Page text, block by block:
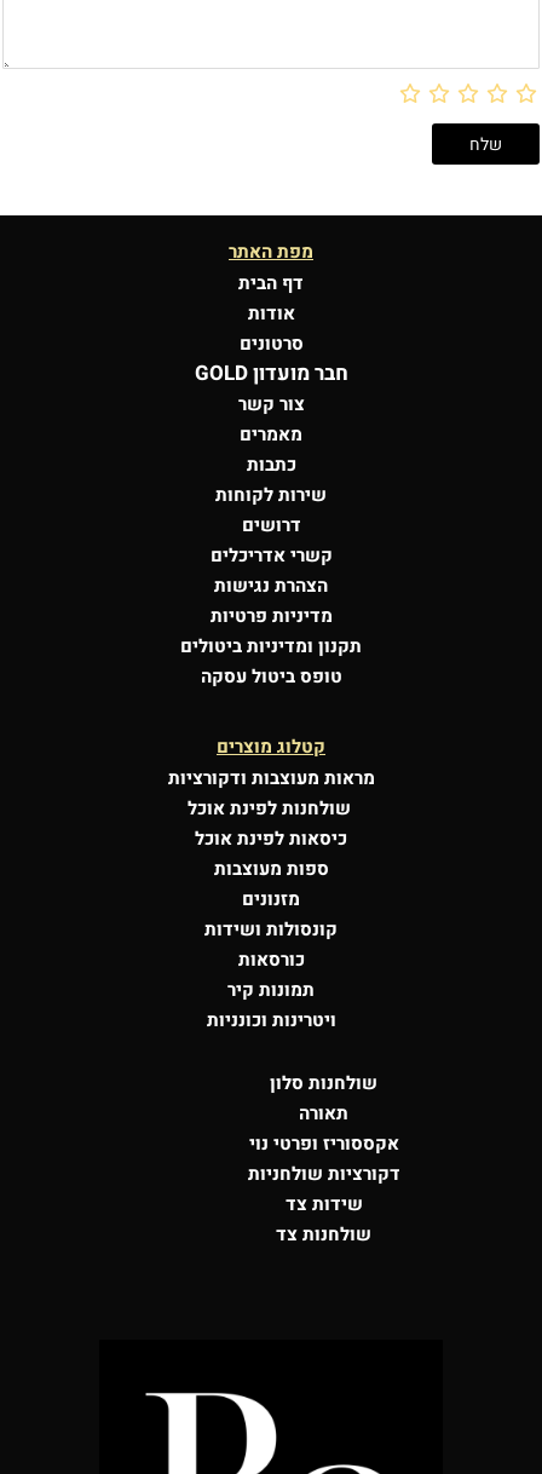
מפת האתר
דף הבית
אודות
סרטונים
חבר מועדון GOLD
צור קשר
מאמרים
כתבות
שירות לקוחות
דרושים
קשרי אדריכלים
הצהרת נגישות
מדיניות פרטיות
תקנון ומדיניות ביטולים
טופס ביטול עסקה
קטלוג מוצרים
מראות מעוצבות ודקורציות
שולחנות לפינת אוכל
כיסאות לפינת אוכל
ספות מעוצבות
מזנונים
קונסולות ושידות
כורסאות
תמונות קיר
ויטרינות וכונניות
שולחנות סלון
תאורה
אקססוריז ופרטי נוי
דקורציות שולחניות
שידות צד
שולחנות צד